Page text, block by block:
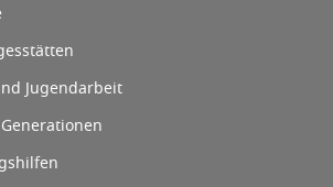
Jugendarbeit